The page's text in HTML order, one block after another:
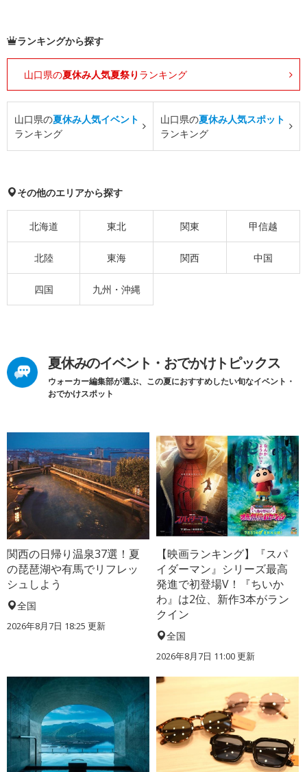
ランキングから探す
山口県の夏休み人気夏祭り ランキング
山口県の夏休み人気イベント
ランキング
山口県の夏休み人気スポット
ランキング
その他のエリアから探す
北海道 東北 関東 甲信越
北陸 東海 関西 中国
四国 九州・沖縄
夏休みのイベント・おでかけトピックス
ウォーカー編集部が選ぶ、この夏におすすめしたい旬なイベント・
おでかけスポット
関西の日帰り温泉37選！夏
の琵琶湖や有馬でリフレッ
シュしよう
全国
2026年8月7日 18:25 更新
【映画ランキング】『スパ
イダーマン』シリーズ最高
発進で初登場V！『ちいか
わ』は2位、新作3本がラン
クイン
全国
2026年8月7日 11:00更新